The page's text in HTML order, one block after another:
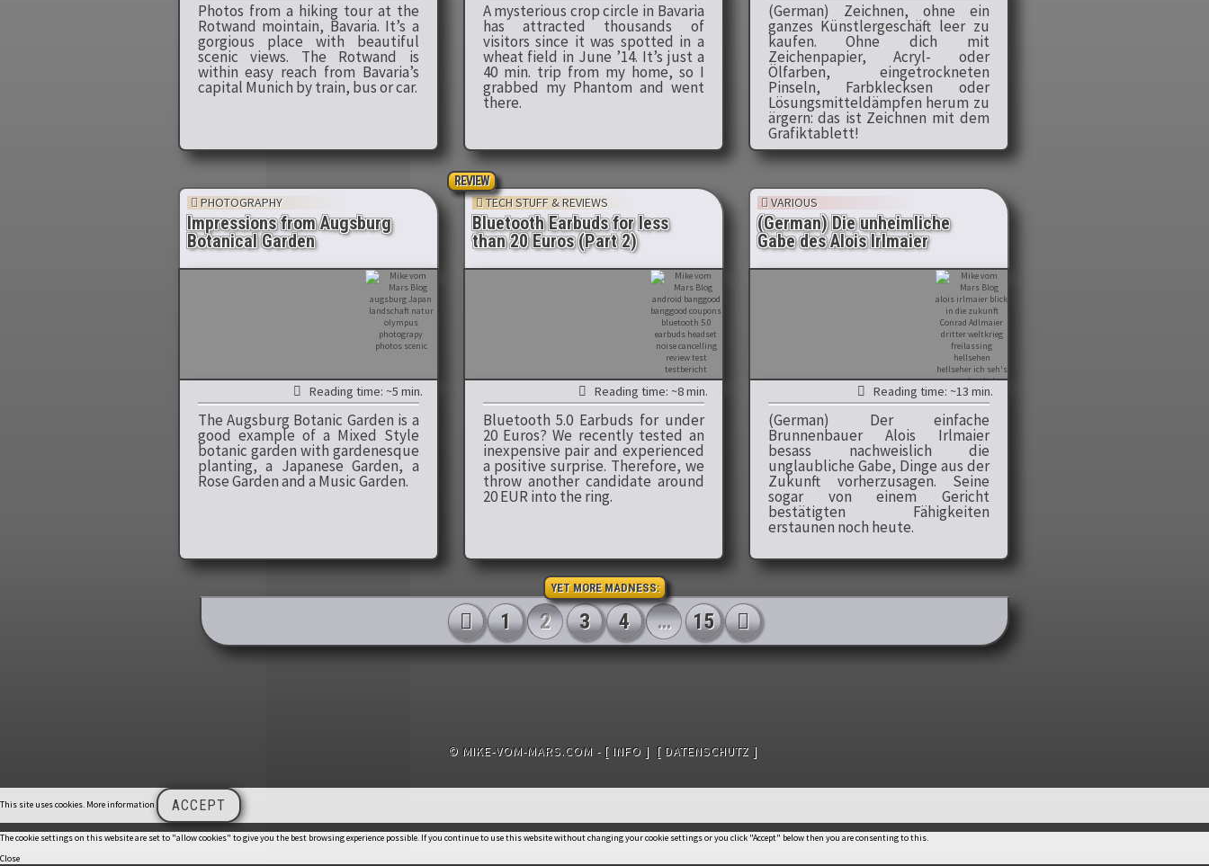
Photos from a hiking tour at the
Rotwand mointain, Bavaria. It’s a
gorgious place with beautiful
scenic views. The Rotwand is
within easy reach from Bavaria’s
capital Munich by train, bus or car.
A mysterious crop circle in Bavaria
has attracted thousands of
visitors since it was spotted in a
wheat field in June ’14. It’s just a
40 min. trip from my home, so I
grabbed my Phantom and went
there.
(German) Zeichnen, ohne ein
ganzes Künstlergeschäft leer zu
kaufen. Ohne dich mit
Zeichenpapier, Acryl- oder
Ölfarben, eingetrockneten
Pinseln, Farbklecksen oder
Lösungsmitteldämpfen herum zu
ärgern: das ist Zeichnen mit dem
Grafiktablett!
PHOTOGRAPHY
Impressions from Augsburg
Botanical Garden
Reading time: ~5 min.
The Augsburg Botanic Garden is a
good example of a Mixed Style
botanic garden with gardenesque
planting, a Japanese Garden, a
Rose Garden and a Music Garden.
REVIEW
TECH STUFF & REVIEWS
Bluetooth Earbuds for less
than 20 Euros (Part 2)
Reading time: ~8 min.
Bluetooth 5.0 Earbuds for under
20 Euros? We recently tested an
inexpensive pair and experienced
a positive surprise. Therefore, we
throw another candidate around
20 EUR into the ring.
VARIOUS
(German) Die unheimliche
Gabe des Alois Irlmaier
Reading time: ~13 min.
(German) Der einfache
Brunnenbauer Alois Irlmaier
besass nachweislich die
unglaubliche Gabe, Dinge aus der
Zukunft vorherzusagen. Seine
sogar von einem Gericht
bestätigten Fähigkeiten
erstaunen noch heute.
YET MORE MADNESS:
Post navigation 1 2 3 4 … 15
© MIKE-VOM-MARS.COM - [ INFO ] [ DATENSCHUTZ ]
This site uses cookies. More information ACCEPT
The cookie settings on this website are set to "allow cookies" to give you the best browsing experience possible. If you continue to use this website without changing your cookie settings or you click "Accept" below then you are consenting to this.
Close